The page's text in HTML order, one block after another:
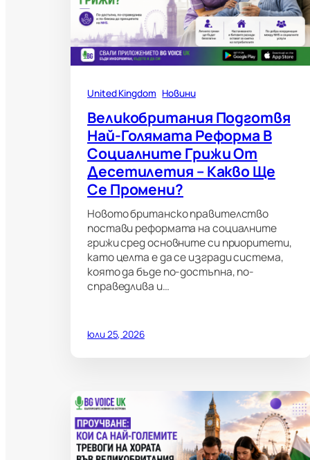
United Kingdom Новини
Великобритания Подготвя
Най-Голямата Реформа В
Социалните Грижи От
Десетилетия – Какво Ще
Се Промени?
Новото британско правителство
постави реформата на социалните
грижи сред основните си приоритети,
като целта е да се изгради система,
която да бъде по-достъпна, по-
справедлива и…
юли 25, 2026